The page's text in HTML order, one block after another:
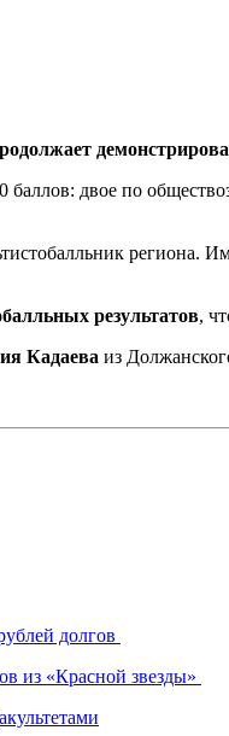
баллов: двое по
региона.
результатов,
Кадаева из
долгов
из «Красной звезды»